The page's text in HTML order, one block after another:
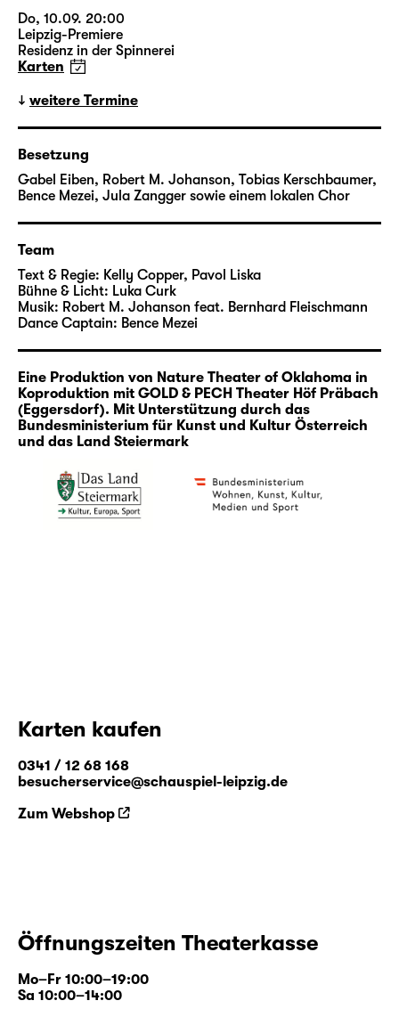
unsere Welt zu schleichen und uns noch
verwirrter zu machen, als wir ohnehin schon
sind?
Verloren in der Sauce (Marinara), schwebend
zwischen zwei gegensätzlichen Zuständen,
unsicher über unsere geistige Verfassung und
unsere Körpergrenzen ... Es ist schwer, nicht
wahr? Aber es ist einfacher, damit
umzugehen, wenn wir alle zusammen sind,
wenn alle auf der Bühne und im Publikum
diese seltsame Pizza gemeinsam genießen.
Nature Theater of Oklahoma ist eine
preisgekrönte New Yorker Kunst- und
Performance-Unternehmung unter der
Leitung von Pavol Liska und Kelly Copper. Mit
jedem neuen Projekt versuchen sie sich
selbst, dem Publikum und ihren
Mitarbeitenden eine unmögliche
Herausforderung zu stellen — indem sie
innerhalb der Codes und Grenzen etablierter
Genres arbeiten und diese sprengen. Kein
Projekt gleicht dem anderen, aber die
Wahrnehmung der alltäglichen Realität
hinaus in die Welt hineinreicht.
www.oktheater.org
Do, 10.09. 20:00
Leipzig-Premiere
Residenz in der Spinnerei
Karten
weitere Termine
Besetzung
Gabel Eiben, Robert M. Johanson, Tobias Kerschbaumer,
Bence Mezei, Jula Zangger sowie einem lokalen Chor
Team
Text & Regie: Kelly Copper, Pavol Liska
Bühne & Licht: Luka Curk
Musik: Robert M. Johanson feat. Bernhard Fleischmann
Dance Captain: Bence Mezei
Eine Produktion von Nature Theater of Oklahoma in
Koproduktion mit GOLD & PECH Theater Höf Präbach
(Eggersdorf). Mit Unterstützung durch das
Bundesministerium für Kunst und Kultur Österreich
und das Land Steiermark
Karten kaufen
0341 / 12 68 168
besucherservice@schauspiel-leipzig.de
Zum Webshop
Öffnungszeiten Theaterkasse
Mo–Fr 10:00–19:00
Sa 10:00–14:00